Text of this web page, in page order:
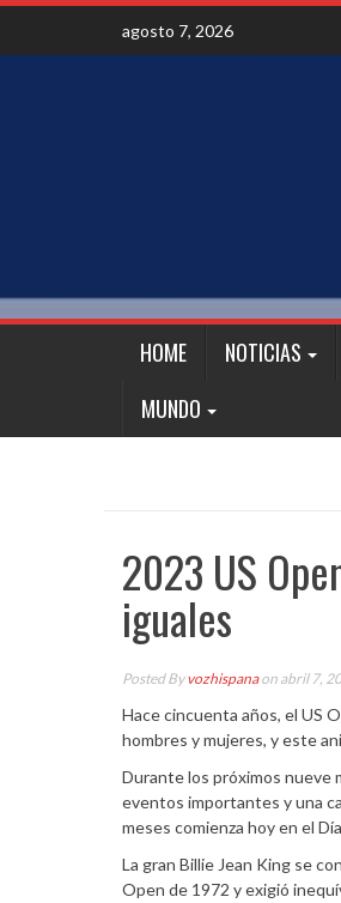
Skip
content
agosto 7, 2026
HOME NOTICIAS
MUNDO
2023 US
iguales
Posted Byvozhispanaon abril 7,
Hace cincuenta años, el US
hombres y mujeres, y este
Durante los próximos nueve
eventos importantes y una
meses comienza hoy en el
La gran Billie Jean King se
Open de 1972 y exigió